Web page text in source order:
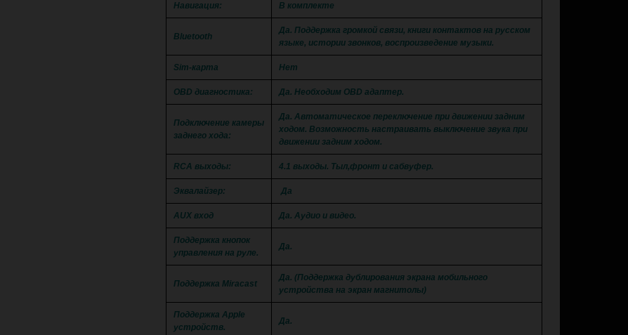
Навигация: В комплекте
Bluetooth
Да. Поддержка громкой связи, книги контактов на русском
языке, истории звонков, воспроизведение музыки.
Sim-карта Нет
OBD диагностика: Да. Необходим OBD адаптер.
Подключение камеры
заднего хода:
Да. Автоматическое переключение при движении задним
ходом. Возможность настраивать выключение звука при
движении задним ходом.
RCA выходы: 4.1 выходы. Тыл,фронт и сабвуфер.
Эквалайзер: Да
AUX вход Да. Аудио и видео.
Поддержка кнопок
управления на руле.
Да.
Поддержка Miracast
Да. (Поддержка дублирования экрана мобильного
устройства на экран магнитолы)
Поддержка Apple
устройств.
Да.